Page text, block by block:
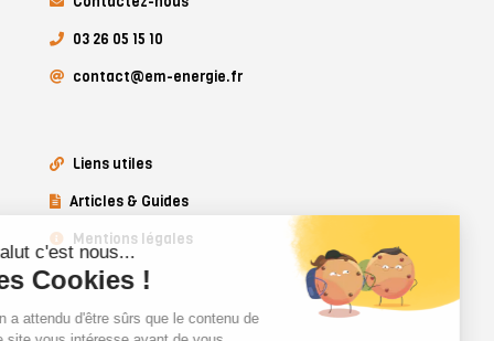
03 26 05 15 10
contact@em-energie.fr
Liens utiles
Articles & Guides
Mentions légales